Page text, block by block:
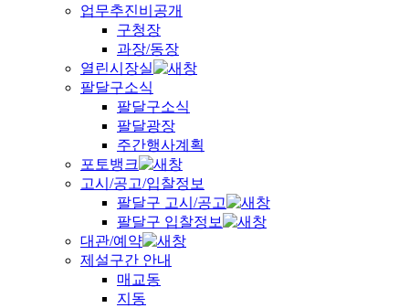
업무추진비공개
구청장
과장/동장
열린시장실
팔달구소식
팔달구소식
팔달광장
주간행사계획
포토뱅크
고시/공고/입찰정보
팔달구 고시/공고
팔달구 입찰정보
대관/예약
제설구간 안내
매교동
지동